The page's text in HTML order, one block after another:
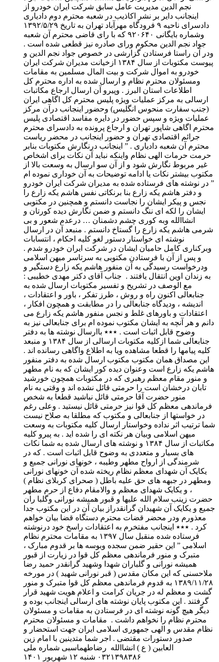
نجم الدین مدیریت عامل سابق شرکت ایران خودرو از
اینجانب دایر بر نشر اکاذیب در شعبه محترم دوم دادیاری
دادسرای ناحیه ۹ فرودگاه مهرآباد تهران به تاریخ ۱۳۹۲/۵/۲۹
وشماره بایگانی ۹۲۰۶۴۰ که با رای قاضی محترم آن شعبه
جواد نجم الدین محکوم ورای صادره نیز قطعی شده است .
ودر آن راستا فرستادن گزارشی در خصوص جواد نجم الدین و
پیوست مکتوبات از سال ۱۳٨۴ ازخیانت مدیران شرکت ایران
خودرو به اموال شرکت و بیت المال مسلمین به مقامات
ومسئولان محترم نظام و ارسال شده به اداره محترم کل
اطلاعات استان البرز . وپیرو آن ارسال ارجاع مکاتبات
ارسالی به مرکز عملیات ویژه پلیس محترم کل اگاهی ایران
(جنب سفارت منحوس انگلیس) وحضور اینجانب درآن مرکز
عملیات ویژه و سپس حضور در دایره مفاسد اقتصادی پلیس
محترم اگاهی شاپور تهران و ارجاع پرونده‌ به دادسرای محترم
جرائم اقتصادی تهران و حضور اینجانب در محضر ریاست
محترم آن شعبه دادیاری . ” اینجانب درنگارش مکتوبات بنابر
حرمت حرمات الهی نظام واینکه نباید آن نکات برای اشخاص
غیر مربوط نگارش شود و از آن سو ارسال به وسعت بالا از
مکتوب بیشتر نکات یا ادامه توضیحات به آن خوداری نموده ام
” در نوشته های فرستاده شده به مدیران شرکت ایران خودرو
و دفتر هاشم یکه زارع بنا برنکاتی نفس هاشم یکه زارع را
نجس و پیکر ایشان را نجاست دانستم و همچنین در مکتوبی
ایشان را لکه ای ننگ دانستم و ضمن نگارش دیده کورتان و
انشاالله وبه کوری چشم دشمنان … درعدم شعور و بی
شرمی هاشم یکه زارع را گستاخ دانستم . منبعد آن در ارسال
نوشته ای خواستار دستور لغو کلیه احکام ، انتسابات
وبرکناری کامل حامیان ایشان در شرکت ایران خودرو شدم .
و پس از آن با فرستادن مکتوبی به سرتاسر میهن اسلامی
ودرخواست رسیدگی به آن منفور هاشم یکه زارع دستگیر و
به زندان اوین انتقال یافتند . ‌ جناب آقای دکتر مهدی خطیبی :
مع الوصف در تشریح و تفسیر مکتوبات ارسال شده به
جنابعالی اکنون راه و روش ، طرز تفکر ، باور و اعتقادات ،
اندیشه ، ودیدگاه جنابعالی را در مطابقت و همچون افکار ،
اعتقادات و باورهای غلط و نجس منفور هاشم یکه زارع می
دانم و هر آنچه به ایشان مکتوب نموده ام برای جنابعالی نیز به
وضوح قابل اثبات است . ٭٭٭ باارسال نوشته ها به دفتر
جنابعالی شما ازکلیه مکتوبات ارسالی از سال ۱۳٨۴ و منبعد
کلیه پیامها را قطعا مشاهده ویا به اطلاع واگاهی رسانده اند .
این مصداق همان مکتوب مکتوب ارسال شده به دفتر منفور
هاشم یکه زارع است وعنوان دیده کور ایشان که به نام مطهر
و منور مقام معظم رهبری که در مکتوبات همچون خورشید
تابان درخشان است را حرمتی قائل نشده اند و وقتی به نام
منور حضرت آقا حرمتی قائل نباشید قطعا به شخص
فرماندهی معظم کل قوا نیز حرمتی قائل نیستید . وعلی رغم
در خواستها از جنابعالی و مکتوب که مطلقا به صلاح نیست
شما ترتیب اثر نداده وخواستار ارسال کلیه مکتوبات به وسعت
میهن اسلامی وبیان هر نکته ای را شده اید . به پیرو کلیه
مکاتبات از سال ۱۳٨۴ و نوشته های ارسال شده به شما نکات
های بسیار و متعددی به وضوح قابل اثبات است . که در
شرمندگی از ارواح مطهر وطیبه ، خونهای نورانی جمیع و
یکایک آن شهدای معظم نظام ریخته شده آن خونهای نورانی
ومطهر در جبهه های حق علیه باطل ( صحرای کربلای نظام )
، و یکایک شهدای معظم و والامقام دفاع از حرم مطهر
حضرت زینب سلام الله علیها و قبور همیشه نورانی وگلبا ران
جمیع و یکایک آن شهیدان گرانقدراز بیان آن در این مکتوب جدا
معذورم ودر محضر قضات محترم دستگاه قضا بیان خواهم
کرد . ٭٭٭ اینجانب مفتخرم به اعتقادات راسخ خود درنوشته
فرستاده شده منقبل سال ۱۳۹۷ به مقامات محترم نظام
اسلامی ” این حقیر ضمن سجده وبوسه ها بر قدوم مبارک ،
متبرک و منور فرماندهی معظم کل قوا در زیارت از قبور
همیشه نورانی و گلباران شهدا وشهید گرانقدر حمید رضا
ملاحسنی که این مکان مقدس ( قبر نورانی شهید ) در مورخه
۱۳۸۹/۱۱/۲۸ به قدوم فرماندهی معظم کل قوا متبرک و منور
گشت و معظم له در جریان کرامت و اعلام هویت شهید قرار
گرفتند . این مکتوب پایان نوشته های ارسالی اینجانب بوده و
دیگر هیچ گونه نوشته ای در فرستادن به مقامات و مسئولان
محترم نظام را نخواهم داشت . ‌ مقامات و مسئولان محترم
نظام مقدس و الهی جمهوری اسلامی ایران جهت استحضار و
صدور دستورات مقتضی . اجر شما متدینین با امام زین
العابین ( ع ) انشاالله ‌ رضاطهماسبی شماره ملی
۰۳۲۱۳۹٨۳٨۶ شنبه ۱۲ شهریور ۱۴۰۱